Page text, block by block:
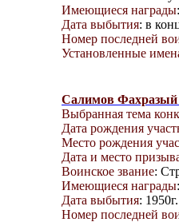
Имеющиеся награды
Дата выбытия: в
Номер последней
Установленные
Салимов
Выбранная тема
Дата рождения
Место рождения
Дата и место
Воинское звание:
Имеющиеся награды
Дата выбытия: 1950г.
Номер последней